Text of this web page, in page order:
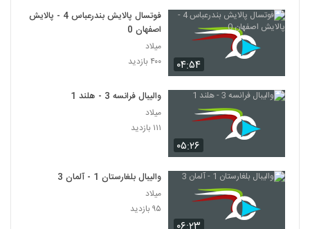
۰۴:۵۴
فوتسال پالایش بندرعباس 4 - پالایش
اصفهان 0
میلاد
۴۰۰ بازدید
۰۵:۲۶
والیبال فرانسه 3 - هلند 1
میلاد
۱۱۱ بازدید
والیبال بلغارستان 1 - آلمان 3
میلاد
۹۵ بازدید